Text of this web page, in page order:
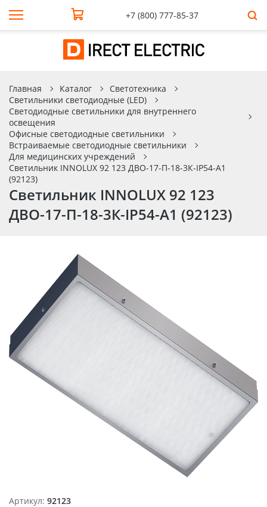
+7 (800) 777-85-37
Главная Каталог
Светотехника
Светильники светодиодные (LED)
Светодиодные светильники для внутреннего
освещения
Офисные светодиодные светильники
Встраиваемые светодиодные светильники
Для медицинских учреждений
Светильник INNOLUX 92 123 ДВО-17-П-18-3К-IP54-A1
(92123)
Светильник INNOLUX 92 123
ДВО-17-П-18-3К-IP54-A1 (92123)
Артикул: 92123